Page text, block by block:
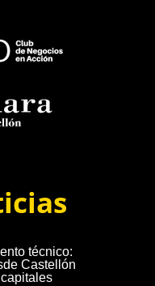
técnico:
Castellón